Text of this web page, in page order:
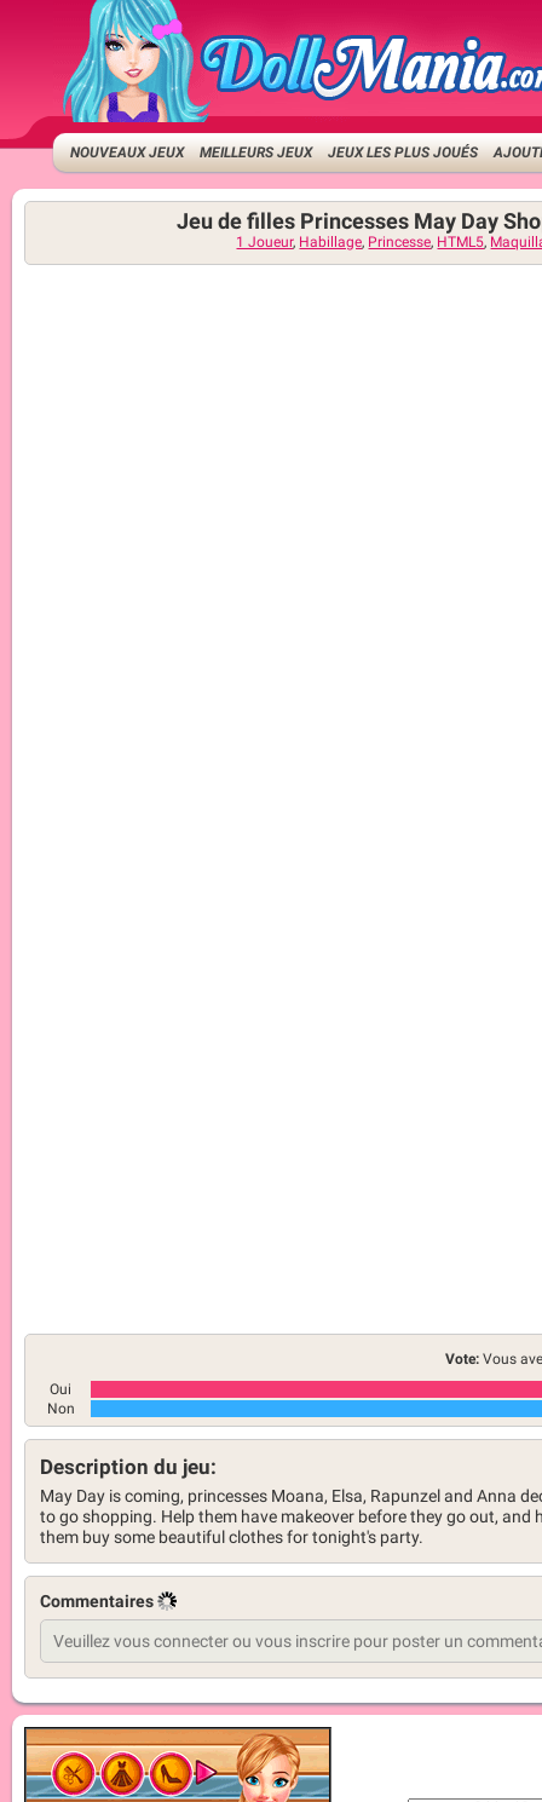
NOUVEAUX JEUX MEILLEURS JEUX JEUX LES PLUS JOUÉS
Jeu de filles Princesses May Day
1 Joueur, Habillage, Princesse, HTML5,
Vote: Vous
Oui
Non
Description du jeu:
May Day is coming, princesses Moana, Elsa, Rapunzel and Anna
to go shopping. Help them have makeover before they go out, and
them buy some beautiful clothes for tonight's party.
Commentaires